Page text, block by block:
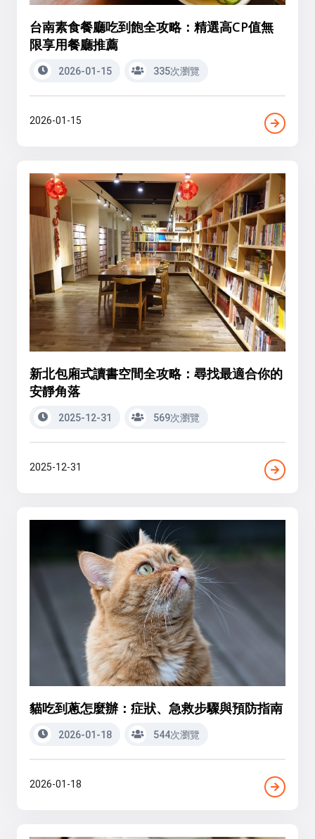
台南素食餐廳吃到飽全攻略：精選高CP值無
限享用餐廳推薦
2026-01-15 335次瀏覽
2026-01-15
新北包廂式讀書空間全攻略：尋找最適合你的
安靜角落
2025-12-31 569次瀏覽
2025-12-31
貓吃到蔥怎麼辦：症狀、急救步驟與預防指南
2026-01-18 544次瀏覽
2026-01-18